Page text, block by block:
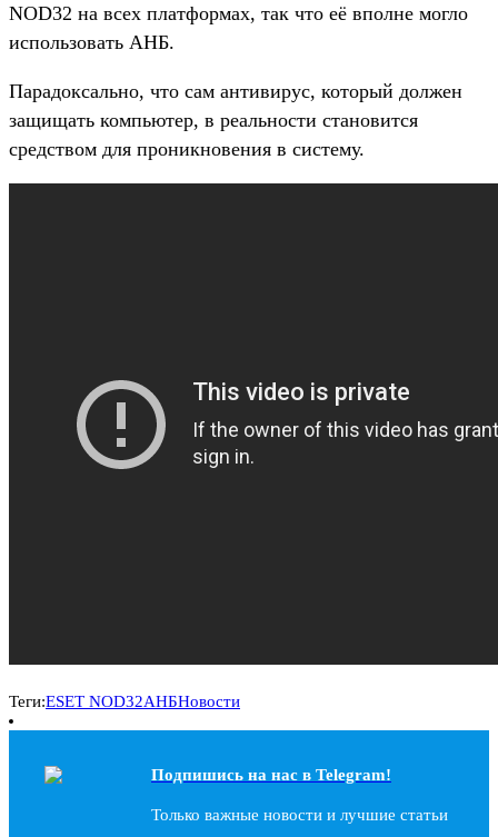
NOD32 на всех платформах, так что её вполне могло
использовать АНБ.
Парадоксально, что сам антивирус, который должен
защищать компьютер, в реальности становится
средством для проникновения в систему.
Теги:ESET NOD32АНБНовости
Подпишись на наc в Telegram!
Только важные новости и лучшие статьи